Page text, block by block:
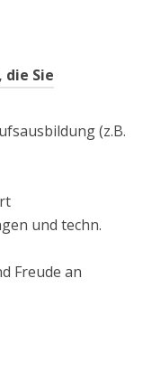
Sie
(z.B.
und techn.
Freude an